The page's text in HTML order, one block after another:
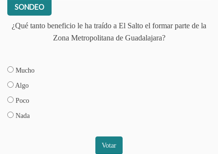
SONDEO
¿Qué tanto beneficio le ha traído a El Salto el formar parte de la
Zona Metropolitana de Guadalajara?
Mucho
Algo
Poco
Nada
Votar